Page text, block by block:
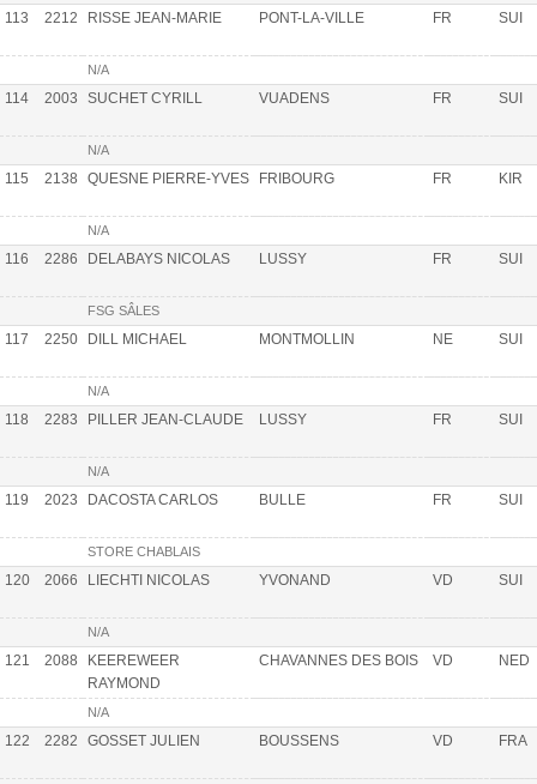
113 2212 RISSE JEAN-MARIE PONT-LA-VILLE FR SUI
N/A
114 2003 SUCHET CYRILL VUADENS FR SUI
N/A
115 2138 QUESNE PIERRE-YVES FRIBOURG FR KIR
N/A
116 2286 DELABAYS NICOLAS LUSSY FR SUI
FSG SÂLES
117 2250 DILL MICHAEL MONTMOLLIN NE SUI
N/A
118 2283 PILLER JEAN-CLAUDE LUSSY FR SUI
N/A
119 2023 DACOSTA CARLOS BULLE FR SUI
STORE CHABLAIS
120 2066 LIECHTI NICOLAS YVONAND VD SUI
N/A
121 2088
KEEREWEER
RAYMOND
CHAVANNES DES BOIS VD NED
N/A
122 2282 GOSSET JULIEN BOUSSENS VD FRA